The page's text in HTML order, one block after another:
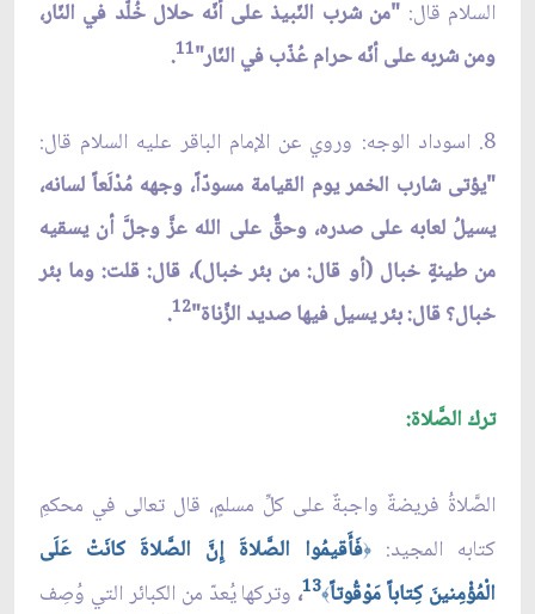
السلام قال: "من شرب النّبيذ على أنّه حلال خُلّد في النّار،
ومن شربه على أنّه حرام عُذّب في النّار"11
.
8. اسوداد الوجه: وروي عن الإمام الباقر عليه السلام قال:
"يؤتى شارب الخمر يوم القيامة مسودّاً، وجهه مُدْلَعاً لسانه،
يسيلُ لعابه على صدره، وحقٌّ على الله عزَّ وجلَّ أن يسقيه
من طينةٍ خبال (أو قال: من بئر خبال)، قال: قلت: وما بئر
خبال؟ قال: بئر يسيل فيها صديد الزِّناة"12
.
ترك الصَّلاة:
الصَّلاةُ فريضةٌ واجبةٌ على كلِّ مسلمٍ، قال تعالى في محكمِ
كتابه المجيد:
﴿فَأَقيمُوا الصَّلاةَ إِنَّ الصَّلاةَ كانَتْ عَلَى
الْمُؤْمِنينَ كِتاباً مَوْقُوتاً﴾13، وتركها يُعدّ من الكبائر التي وُصِف